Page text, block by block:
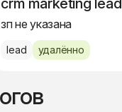
crm marketing lead
зп не указана
lead удалённо